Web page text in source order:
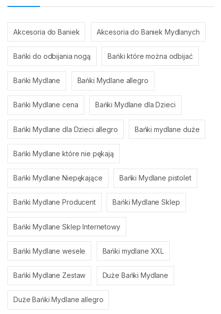
Akcesoria do Baniek Akcesoria do Baniek Mydlanych
Bańki do odbijania nogą Bańki które można odbijać
Bańki Mydlane Bańki Mydlane allegro
Bańki Mydlane cena Bańki Mydlane dla Dzieci
Bańki Mydlane dla Dzieci allegro Bańki mydlane duże
Bańki Mydlane które nie pękają
Bańki Mydlane Niepękające Bańki Mydlane pistolet
Bańki Mydlane Producent Bańki Mydlane Sklep
Bańki Mydlane Sklep Internetowy
Bańki Mydlane wesele Bańki mydlane XXL
Bańki Mydlane Zestaw Duże Bańki Mydlane
Duże Bańki Mydlane allegro